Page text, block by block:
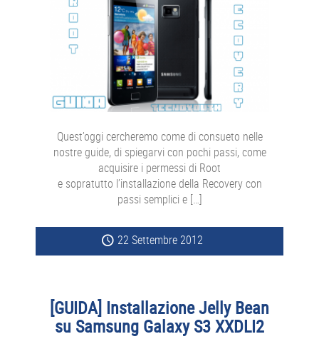
Quest’oggi cercheremo come di consueto nelle
nostre guide, di spiegarvi con pochi passi, come
acquisire i permessi di Root
e sopratutto l’installazione della Recovery con
passi semplici e […]
22 Settembre 2012
[GUIDA] Installazione Jelly Bean
su Samsung Galaxy S3 XXDLI2